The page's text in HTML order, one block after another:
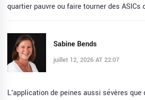
quartier pauvre ou faire tourner des ASICs
Sabine Bends
juillet 12, 2026 AT 22:07
L'application de peines aussi sévères que